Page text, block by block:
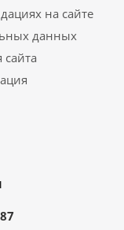
на сайте
данных